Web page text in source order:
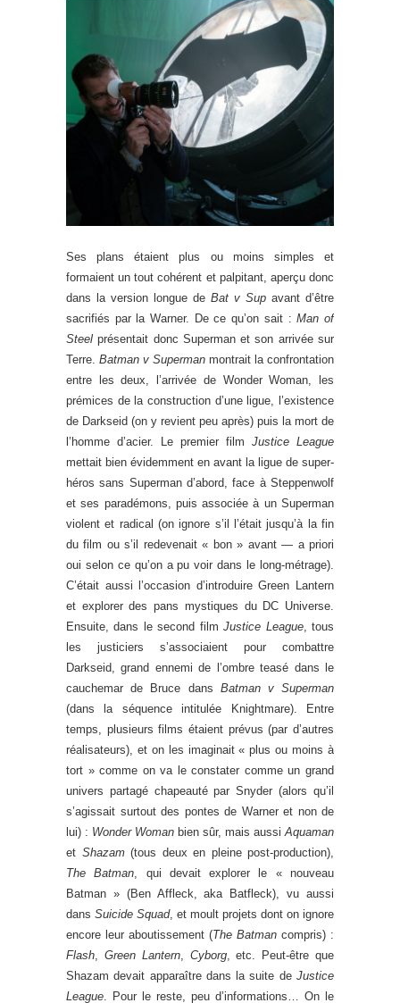
Ses plans étaient plus ou moins simples et
formaient un tout cohérent et palpitant, aperçu donc
dans la version longue de Bat v Sup avant d’être
sacrifiés par la Warner. De ce qu’on sait :Man of
Steel présentait donc Superman et son arrivée sur
Terre. Batman v Superman montrait la confrontation
entre les deux, l’arrivée de Wonder Woman, les
prémices de la construction d’une ligue, l’existence
de Darkseid (on y revient peu après) puis la mort de
l’homme d’acier. Le premier film Justice League
mettait bien évidemment en avant la ligue de super-
héros sans Superman d’abord, face à Steppenwolf
et ses paradémons, puis associée à un Superman
violent et radical (on ignore s’il l’était jusqu’à la fin
du film ou s’il redevenait « bon » avant — a priori
oui selon ce qu’on a pu voir dans le long-métrage).
C’était aussi l’occasion d’introduire Green Lantern
et explorer des pans mystiques du DC Universe.
Ensuite, dans le second filmJustice League, tous
les justiciers s’associaient pour combattre
Darkseid, grand ennemi de l’ombre teasé dans le
cauchemar de Bruce dans Batman v Superman
(dans la séquence intitulée Knightmare). Entre
temps, plusieurs films étaient prévus (par d’autres
réalisateurs), et on les imaginait « plus ou moins à
tort » comme on va le constater comme un grand
univers partagé chapeauté par Snyder (alors qu’il
s’agissait surtout des pontes de Warner et non de
lui) : Wonder Woman bien sûr, mais aussiAquaman
et Shazam(tous deux en pleine post-production),
The Batman, qui devait explorer le « nouveau
Batman » (Ben Affleck, aka Batfleck), vu aussi
dans Suicide Squad, et moult projets dont on ignore
encore leur aboutissement (The Batman compris) :
Flash, Green Lantern, Cyborg, etc. Peut-être que
Shazam devait apparaître dans la suite de Justice
League. Pour le reste, peu d’informations… On le